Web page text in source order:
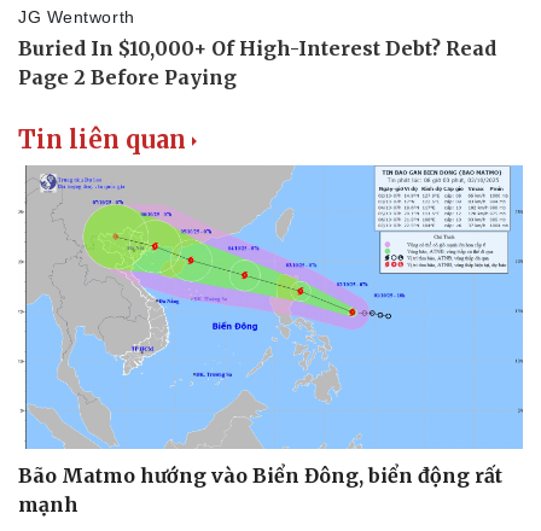
Thể thao
Bóng đá
Lịch thi đấu bóng đá
Thế giới thể thao
eSports
Hậu trường
Ô tô - Xe máy
Ô tô
Xe máy
Tư vấn
Tin liên quan
Bão Matmo hướng vào Biển Đông, biển động rất
mạnh